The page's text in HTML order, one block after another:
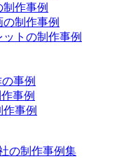
制作事例
の制作事例
ットの制作事例
事例
事例
作事例
の制作事例集